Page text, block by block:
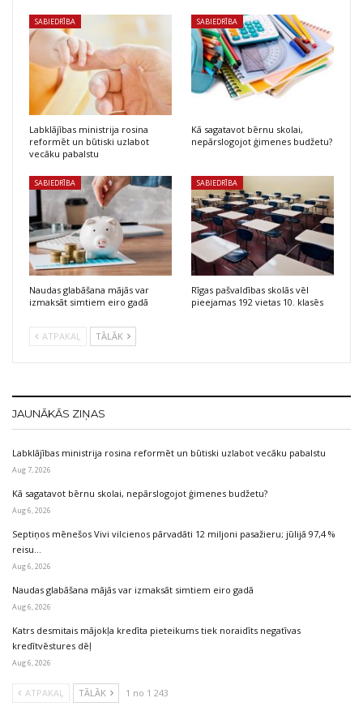
SABIEDRĪBA
Labklājības ministrija rosina
reformēt un būtiski uzlabot
vecāku pabalstu
SABIEDRĪBA
Kā sagatavot bērnu skolai,
nepārslogojot ģimenes budžetu?
SABIEDRĪBA
Naudas glabāšana mājās var
izmaksāt simtiem eiro gadā
SABIEDRĪBA
Rīgas pašvaldības skolās vēl
pieejamas 192 vietas 10. klasēs
ATPAKAĻ TĀLĀK
JAUNĀKĀS ZIŅAS
Labklājības ministrija rosina reformēt un būtiski uzlabot vecāku pabalstu
Aug 7, 2026
Kā sagatavot bērnu skolai, nepārslogojot ģimenes budžetu?
Aug 6, 2026
Septiņos mēnešos Vivi vilcienos pārvadāti 12 miljoni pasažieru; jūlijā 97,4 %
reisu…
Aug 6, 2026
Naudas glabāšana mājās var izmaksāt simtiem eiro gadā
Aug 6, 2026
Katrs desmitais mājokļa kredīta pieteikums tiek noraidīts negatīvas
kredītvēstures dēļ
Aug 6, 2026
ATPAKAĻ TĀLĀK 1 no 1 243